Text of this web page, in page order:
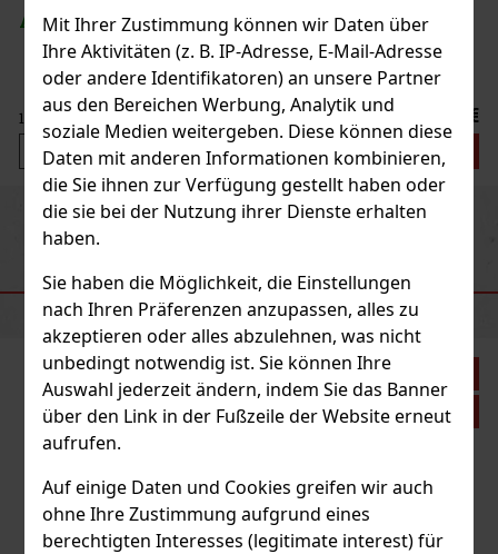
Mit Ihrer Zustimmung können wir Daten über
Ihre Aktivitäten (z. B. IP-Adresse, E-Mail-Adresse
oder andere Identifikatoren) an unsere Partner
aus den Bereichen Werbung, Analytik und
soziale Medien weitergeben. Diese können diese
Daten mit anderen Informationen kombinieren,
die Sie ihnen zur Verfügung gestellt haben oder
die sie bei der Nutzung ihrer Dienste erhalten
haben.
Sie haben die Möglichkeit, die Einstellungen
nach Ihren Präferenzen anzupassen, alles zu
akzeptieren oder alles abzulehnen, was nicht
unbedingt notwendig ist. Sie können Ihre
Auswahl jederzeit ändern, indem Sie das Banner
über den Link in der Fußzeile der Website erneut
aufrufen.
Auf einige Daten und Cookies greifen wir auch
ohne Ihre Zustimmung aufgrund eines
berechtigten Interesses (legitimate interest) für
AUF LAGER(> 5 st)
1.33€ ohne VAT 1.49 €
Bestellen
Peelerz Gummy Pineapple 65g
AUF LAGER(> 5 st)
PreviousNext
EMPFOHLENE PRODUKTE
Rabatt: 43%
Aktion